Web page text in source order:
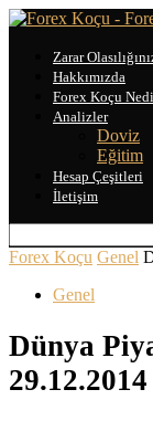
Zarar
Hakkımızda
Forex Koçu
Analizler
Doviz
Eğitim
Hesap Çeşitleri
İletişim
Forex Koçu Genel
Genel
Dünya
29.12.2014